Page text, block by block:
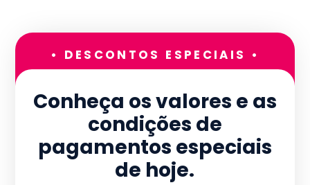
• DESCONTOS ESPECIAIS •
Conheça os valores e as
condições de
pagamentos especiais
de hoje.